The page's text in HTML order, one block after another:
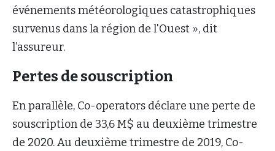
événements météorologiques catastrophiques
survenus dans la région de l'Ouest », dit
l’assureur.
Pertes de souscription
En parallèle, Co-operators déclare une perte de
souscription de 33,6 M$ au deuxième trimestre
de 2020. Au deuxième trimestre de 2019, Co-